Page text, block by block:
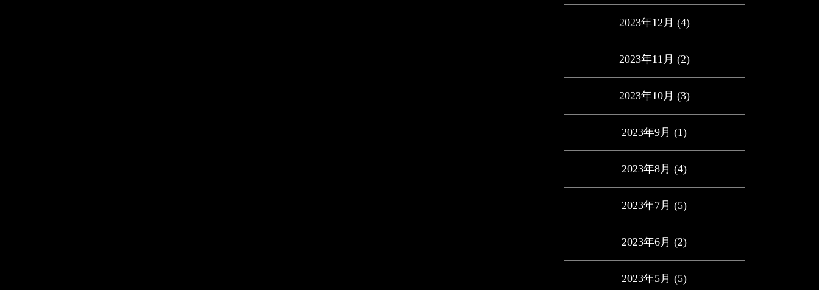
2023年12月 (4)
2023年11月 (2)
2023年10月 (3)
2023年9月 (1)
2023年8月 (4)
2023年7月 (5)
2023年6月 (2)
2023年5月 (5)